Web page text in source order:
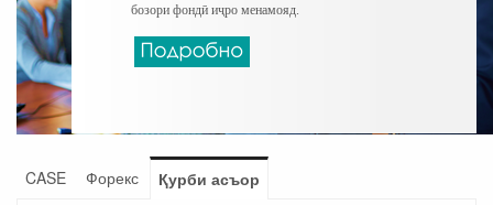
бозори фондӣ иҷро менамояд.
CASE Форекс Қурби асъор